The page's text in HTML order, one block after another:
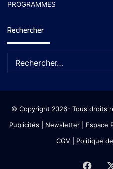
PROGRAMMES
Rechercher
© Copyright 2026- Tous droits
Publicités
Newsletter| Espace
CGV| Politique